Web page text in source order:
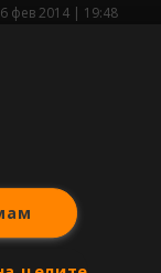
фев 2014 | 19:48